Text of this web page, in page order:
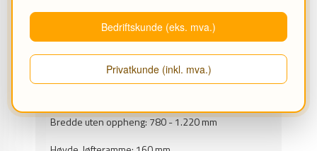
Bedriftskunde (eks. mva.)
Privatkunde (inkl. mva.)
Kapasitet: 3.2 t
Slangelengde: 250 mm
Min. høyde: 230 mm
Bredde uten oppheng: 780 - 1.220 mm